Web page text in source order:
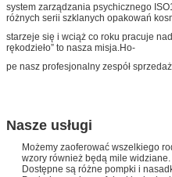
system zarządzania psychicznego
różnych serii szklanych opakowań
starzeje się i wciąż co roku pracuje
rękodzieło” to nasza misja.Ho-
pe nasz profesjonalny zespół
Nasze usługi
Możemy zaoferować wszelkiego
wzory również będą mile widziane.
Dostępne są różne pompki i